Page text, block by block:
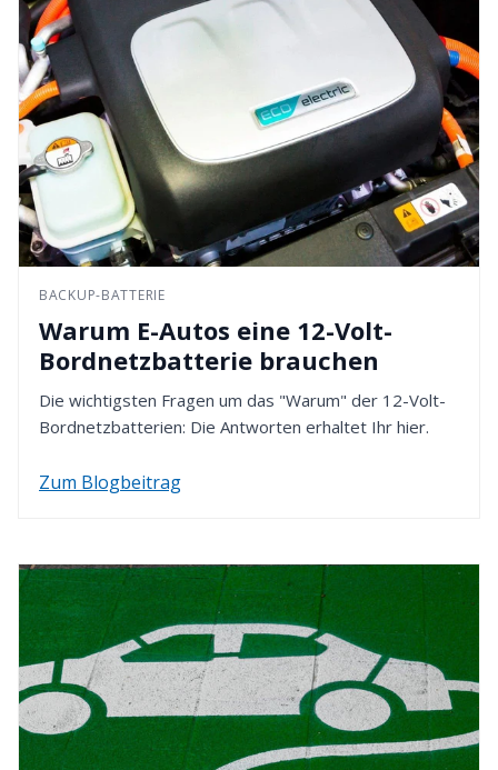
BACKUP-BATTERIE
Warum E-Autos eine 12-Volt-
Bordnetzbatterie brauchen
Die wichtigsten Fragen um das "Warum" der 12-Volt-
Bordnetzbatterien: Die Antworten erhaltet Ihr hier.
Zum Blogbeitrag